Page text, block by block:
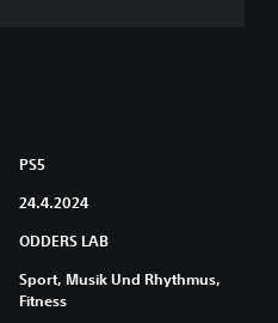
PS5
24.4.2024
ODDERS LAB
Sport, Musik Und Rhythmus,
Fitness